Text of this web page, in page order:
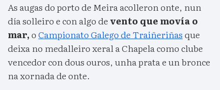
As augas do porto de Meira acolleron onte, nun
día solleiro e con algo devento que movía o
mar,oCampionato Galego de Traiñeriñasque
deixa no medalleiro xeral a Chapela como clube
vencedor con dous ouros, unha prata e un bronce
na xornada de onte.